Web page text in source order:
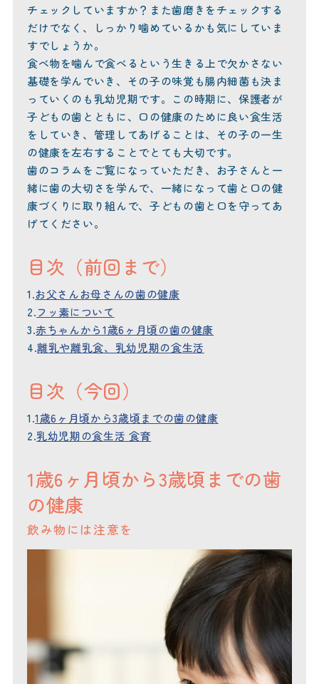
チェックしていますか？また歯磨きをチェックする
だけでなく、しっかり噛めているかも気にしていま
すでしょうか。
食べ物を噛んで食べるという生きる上で欠かさない
基礎を学んでいき、その子の味覚も腸内細菌も決ま
っていくのも乳幼児期です。この時期に、保護者が
子どもの歯とともに、口の健康のために良い食生活
をしていき、管理してあげることは、その子の一生
の健康を左右することでとても大切です。
歯のコラムをご覧になっていただき、お子さんと一
緒に歯の大切さを学んで、一緒になって歯と口の健
康づくりに取り組んで、子どもの歯と口を守ってあ
げてください。
目次（前回まで）
1.お父さんお母さんの歯の健康
2.フッ素について
3.赤ちゃんから1歳6ヶ月頃の歯の健康
4.離乳や離乳食、乳幼児期の食生活
目次（今回）
1.1歳6ヶ月頃から3歳頃までの歯の健康
2.乳幼児期の食生活 食育
1歳6ヶ月頃から3歳頃までの歯
の健康
飲み物には注意を